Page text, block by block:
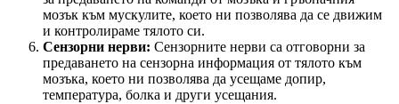
мозък към мускулите, което ни позволява да се движим
и контролираме тялото си.
Сензорни нерви: Сензорните нерви са отговорни за
предаването на сензорна информация от тялото към
мозъка, което ни позволява да усещаме допир,
температура, болка и други усещания.